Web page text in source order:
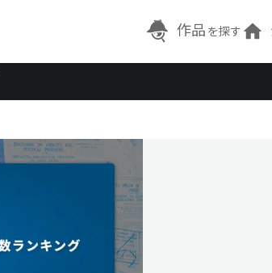
作品 を探す